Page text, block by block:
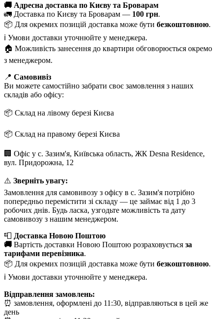
🚚 Адресна доставка по Києву та Броварам
🚛 Доставка по Києву та Броварам — 100 грн.
📦 Для окремих позицій доставка може бути безкоштовною.
ℹ️ Умови доставки уточнюйте у менеджера.
🏠 Можливість занесення до квартири обговорюється окремо
з менеджером.
📍 Самовивіз
Ви можете самостійно забрати своє замовлення з наших
складів або офісу:
📦 Склад на лівому березі Києва
📦 Склад на правому березі Києва
🏢 Офіс у с. Зазим'я, Київська область, ЖК Desna Residence,
вул. Придорожна, 12
⚠️ Зверніть увагу:
Замовлення для самовивозу з офісу в с. Зазим'я потрібно
попередньо перемістити зі складу — це займає від 1 до 3
робочих днів. Будь ласка, узгодьте можливість та дату
самовивозу з нашим менеджером.
📮 Доставка Новою Поштою
🚚 Вартість доставки Новою Поштою розраховується за
тарифами перевізника.
📦 Для окремих позицій доставка може бути безкоштовною.
ℹ️ Умови доставки уточнюйте у менеджера.
Відправлення замовлень:
⏰ замовлення, оформлені до 11:30, відправляються в цей же
день